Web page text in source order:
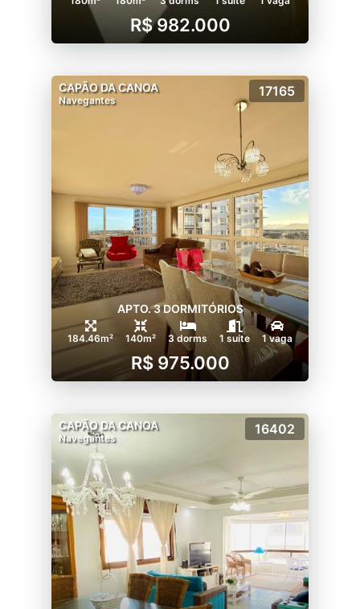
R$ 982.000
CAPÃO DA CANOA
Navegantes
17165
APTO. 3 DORMITÓRIOS
184.46m² 140m² 3 dorms 1 suíte 1 vaga
R$ 975.000
CAPÃO DA CANOA
Navegantes
16402